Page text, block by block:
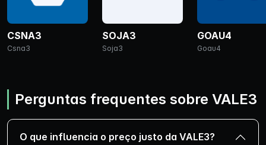
CSNA3
Csna3
SOJA3
Soja3
GOAU4
Goau4
Perguntas frequentes sobre VALE3
O que influencia o preço justo da VALE3?